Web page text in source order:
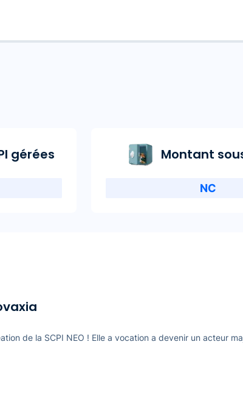
gérées Montant
NC
de la SCPI NEO ! Elle a vocation a devenir un acteur